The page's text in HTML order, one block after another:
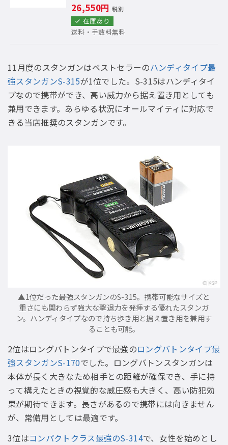
26,550円 税別
在庫あり
送料・手数料無料
11月度のスタンガンはベストセラーのハンディタイプ最
強スタンガンS-315が1位でした。S-315はハンディタイ
プなので携帯ができ、高い威力から据え置き用としても
兼用できます。あらゆる状況にオールマイティに対応で
きる当店推奨のスタンガンです。
▲1位だった最強スタンガンのS-315。携帯可能なサイズと
重さにも関わらず強大な撃退力を発揮する優れたスタンガ
ン。ハンディタイプなので持ち歩き用と据え置き用を兼用す
ることも可能。
2位はロングバトンタイプで最強のロングバトンタイプ最
強スタンガンS-170でした。ロングバトンスタンガンは
本体が長く大きなため相手との距離が確保でき、手に持
って構えたときの視覚的な威圧感も大きく、高い防犯効
果が期待できます。長さがあるので携帯には向きません
が、常備用としては最適です。
3位はコンパクトクラス最強のS-314で、女性を始めとし